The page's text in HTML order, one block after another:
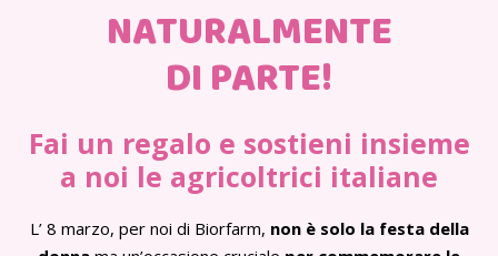
NATURALMENTE
DI PARTE!
Fai un regalo e sostieni insieme
a noi le agricoltrici italiane
L’ 8 marzo, per noi di Biorfarm, non è solo la festa della